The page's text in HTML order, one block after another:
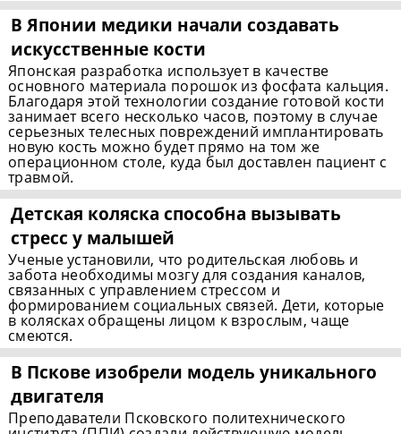
В Японии медики начали создавать
искусственные кости
Японская разработка использует в качестве
основного материала порошок из фосфата кальция.
Благодаря этой технологии создание готовой кости
занимает всего несколько часов, поэтому в случае
серьезных телесных повреждений имплантировать
новую кость можно будет прямо на том же
операционном столе, куда был доставлен пациент с
травмой.
Детская коляска способна вызывать
стресс у малышей
Ученые установили, что родительская любовь и
забота необходимы мозгу для создания каналов,
связанных с управлением стрессом и
формированием социальных связей. Дети, которые
в колясках обращены лицом к взрослым, чаще
смеются.
В Пскове изобрели модель уникального
двигателя
Преподаватели Псковского политехнического